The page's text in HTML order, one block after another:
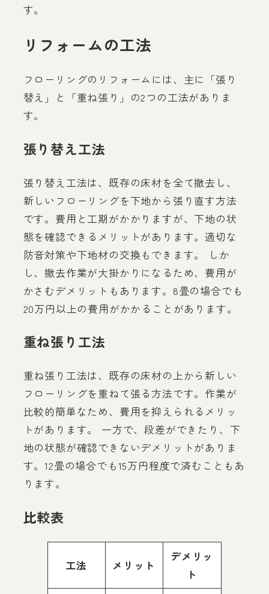
す。
リフォームの工法
フローリングのリフォームには、主に「張り
替え」と「重ね張り」の2つの工法がありま
す。
張り替え工法
張り替え工法は、既存の床材を全て撤去し、
新しいフローリングを下地から張り直す方法
です。費用と工期がかかりますが、下地の状
態を確認できるメリットがあります。適切な
防音対策や下地材の交換もできます。 しか
し、撤去作業が大掛かりになるため、費用が
かさむデメリットもあります。8畳の場合でも
20万円以上の費用がかかることがあります。
重ね張り工法
重ね張り工法は、既存の床材の上から新しい
フローリングを重ねて張る方法です。作業が
比較的簡単なため、費用を抑えられるメリッ
トがあります。 一方で、段差ができたり、下
地の状態が確認できないデメリットがありま
す。12畳の場合でも15万円程度で済むこともあ
ります。
比較表
工法 メリット
デメリッ
ト